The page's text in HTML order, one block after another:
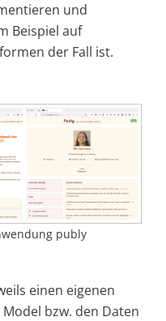
und
Beispiel auf
der Fall ist.
publy
einen eigenen
bzw. den Daten